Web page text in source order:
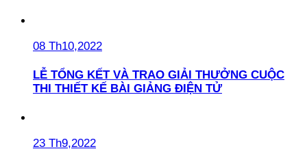
08 Th10,2022
LỄ TỔNG KẾT VÀ TRAO GIẢI THƯỞNG CUỘC
THI THIẾT KẾ BÀI GIẢNG ĐIỆN TỬ
23 Th9,2022